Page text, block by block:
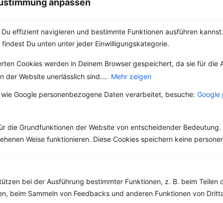
anpassen
effizient navigieren und bestimmte Funktionen ausführen
Du unten unter jeder Einwilligungskategorie.
Cookies werden in Deinem Browser gespeichert, da sie für die
der Website unerlässlich sind.... Mehr zeigen
Google personenbezogene Daten verarbeitet, besuche: Google
die Grundfunktionen der Website von entscheidender Bedeutung.
Weise funktionieren. Diese Cookies speichern keine
bei der Ausführung bestimmter Funktionen, z. B. beim Teilen
beim Sammeln von Feedbacks und anderen Funktionen von
Eiweiß:10 g
Kohlehydrate:67 g
Kalorien:
345 kcal
Fett:
8 g
Eiweiß: 10 g
Kohlehydrate:72 g